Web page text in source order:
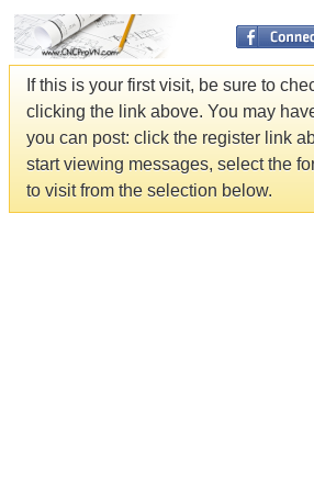
If this is your first visit, be sure to
clicking the link above. You may
you can post: click the register link
start viewing messages, select the
to visit from the selection below.